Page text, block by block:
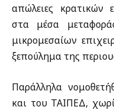
απώλειες κρατικών
στα μέσα
μικρομεσαίων
ξεπούλημα της
Παράλληλα
και του ΤΑΙΠΕΔ,